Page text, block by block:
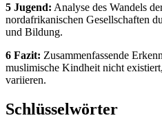
5 Jugend: Analyse des Wandels
nordafrikanischen Gesellschaften
und Bildung.
6 Fazit: Zusammenfassende
muslimische Kindheit nicht
variieren.
Schlüsselwörter